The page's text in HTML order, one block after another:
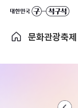
문화관광축제